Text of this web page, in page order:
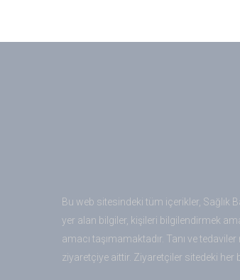
Bu web sitesindeki tüm içerikler, Sağlık
yer alan bilgiler, kişileri bilgilendirmek
amacı taşımamaktadır. Tanı ve
ziyaretçiye aittir. Ziyaretçiler sitedeki her